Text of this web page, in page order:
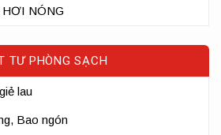
NÓNG
TƯ PHÒNG SẠCH
lau
Bao ngón